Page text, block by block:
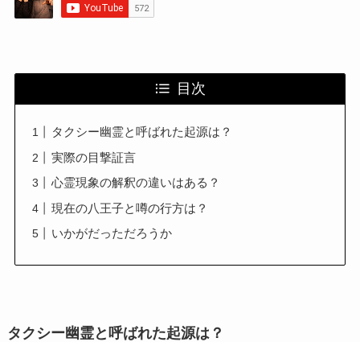
目次
タクシー幽霊と呼ばれた起源は？
実際の目撃証言
心霊現象の解釈の違いはある？
現在の八王子と噂の行方は？
いかがだっただろうか
タクシー幽霊と呼ばれた起源は？